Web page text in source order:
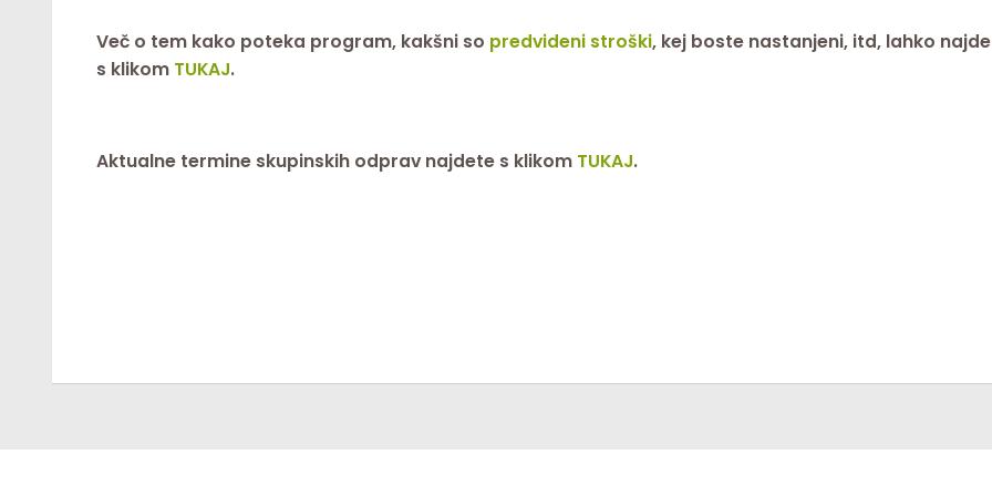
Več o tem kako poteka program, kakšni so predvideni stroški, kej boste nastanjeni, itd, lahko
s klikom TUKAJ.
Aktualne termine skupinskih odprav najdete s klikom TUKAJ.